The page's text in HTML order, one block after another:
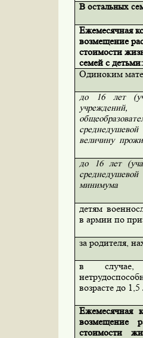
В остальных
Ежемесячная
возмещение
стоимости
семей с детьми:
Одиноким
до 16 лет
величину
до 16 лет
минимума
детям
в армии по
за родителя,
в случае,
возрасте до 1,5
Ежемесячная
возмещение
стоимости